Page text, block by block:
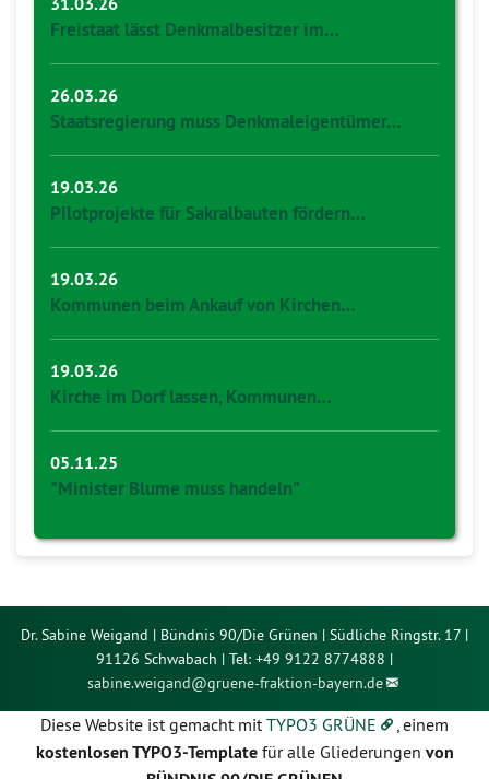
Freistaat lässt Denkmalbesitzer im…
26.03.26
Staatsregierung muss Denkmaleigentümer…
19.03.26
Pilotprojekte für Sakralbauten fördern…
19.03.26
Kommunen beim Ankauf von Kirchen…
19.03.26
Kirche im Dorf lassen, Kommunen…
05.11.25
"Minister Blume muss handeln"
Dr. Sabine Weigand | Bündnis 90/Die Grünen | Südliche Ringstr. 17 |
91126 Schwabach | Tel: +49 9122 8774888 |
sabine.weigand@gruene-fraktion-bayern.de
Diese Website ist gemacht mitTYPO3 GRÜNE , einem
kostenlosen TYPO3-Templatefür alle Gliederungen von